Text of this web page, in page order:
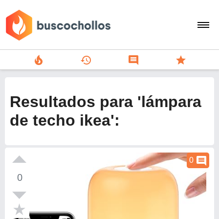
search
add
local_fire_department history comment star
Resultados para 'lámpara
de techo ikea':
0
0 comment